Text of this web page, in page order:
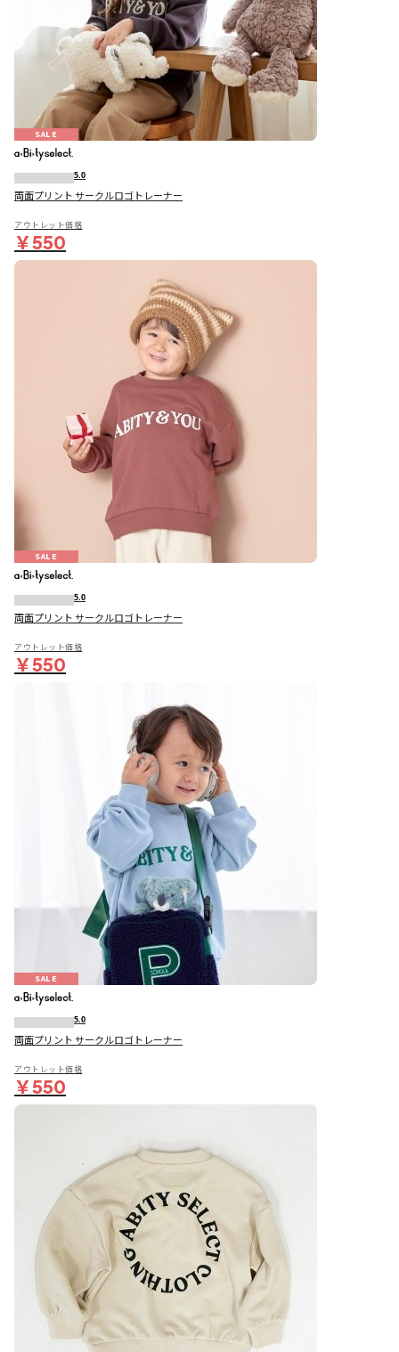
SALE
5.0
両面プリント サークルロゴトレーナー
アウトレット価格
￥550
SALE
5.0
両面プリント サークルロゴトレーナー
アウトレット価格
￥550
SALE
5.0
両面プリント サークルロゴトレーナー
アウトレット価格
￥550